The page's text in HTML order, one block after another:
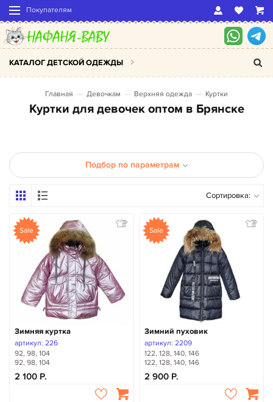
Покупателям
КАТАЛОГ ДЕТСКОЙ ОДЕЖДЫ
Главная Девочкам Верхняя одежда Куртки
Куртки для девочек оптом в Брянске
Подбор по параметрам
Сортировка:
Sale
Зимняя куртка
артикул: 226
92, 98, 104
92, 98, 104
2 100
Sale
Зимний пуховик
артикул: 2209
122, 128, 140, 146
122, 128, 140, 146
2 900